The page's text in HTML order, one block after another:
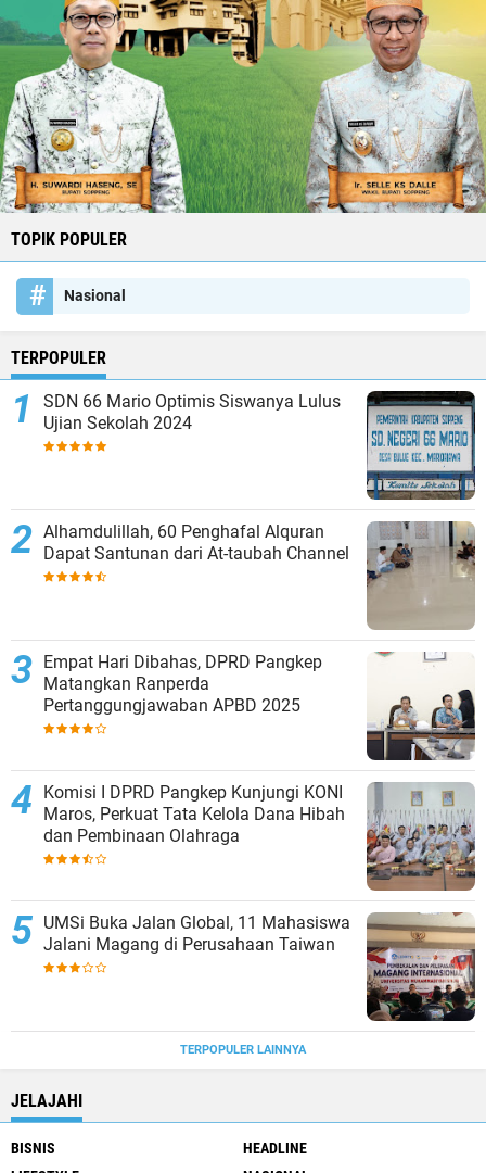
TOPIK POPULER
Nasional
TERPOPULER
SDN 66 Mario Optimis Siswanya Lulus
Ujian Sekolah 2024
Alhamdulillah, 60 Penghafal Alquran
Dapat Santunan dari At-taubah Channel
Empat Hari Dibahas, DPRD Pangkep
Matangkan Ranperda
Pertanggungjawaban APBD 2025
Komisi I DPRD Pangkep Kunjungi KONI
Maros, Perkuat Tata Kelola Dana Hibah
dan Pembinaan Olahraga
UMSi Buka Jalan Global, 11 Mahasiswa
Jalani Magang di Perusahaan Taiwan
TERPOPULER LAINNYA
JELAJAHI
BISNIS
HEADLINE